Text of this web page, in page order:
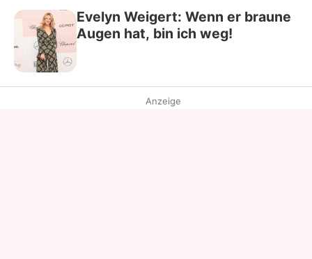
Evelyn Weigert: Wenn er braune
Augen hat, bin ich weg!
Anzeige